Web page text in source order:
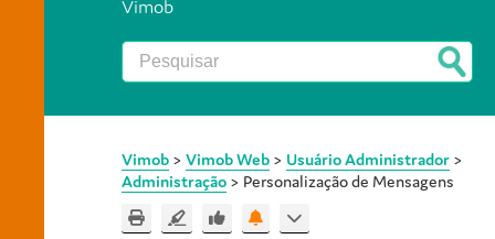
Vimob
Vimob > Vimob Web > Usuário Administrador >
Administração > Personalização de Mensagens